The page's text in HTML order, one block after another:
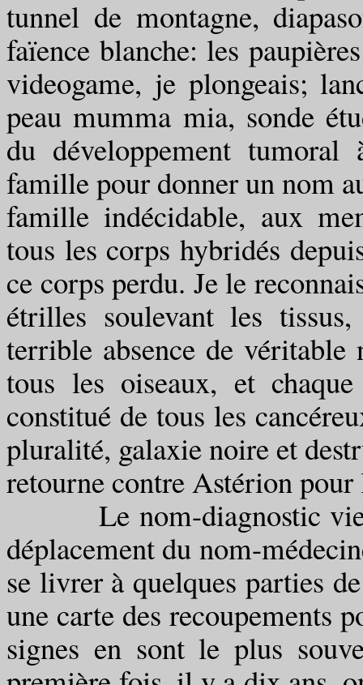
tunnel de montagne,
faïence blanche: les
videogame, je plongeais;
peau mumma mia, sonde
du développement tumoral
famille pour donner un nom
famille indécidable, aux
tous les corps hybridés
ce corps perdu. Je le
étrilles soulevant les
terrible absence de
tous les oiseaux, et
constitué de tous les
pluralité, galaxie noire et
retourne contre Astérion pour
Le nom-diagnostic vient
déplacement du nom-
se livrer à quelques parties
une carte des recoupements
signes en sont le plus